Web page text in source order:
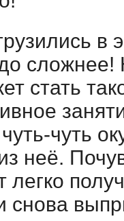
в
стать
чуть
неё.
легко
снова